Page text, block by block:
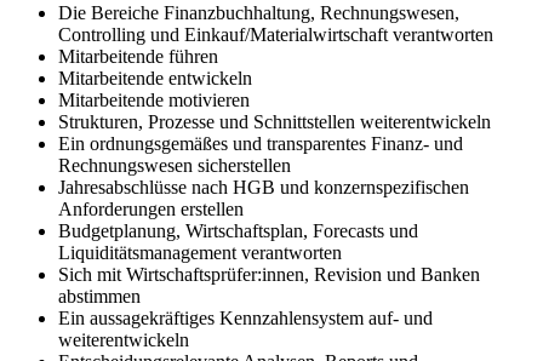
Die Bereiche Finanzbuchhaltung, Rechnungswesen,
Controlling und Einkauf/Materialwirtschaft verantworten
Mitarbeitende führen
Mitarbeitende entwickeln
Mitarbeitende motivieren
Strukturen, Prozesse und Schnittstellen weiterentwickeln
Ein ordnungsgemäßes und transparentes Finanz- und
Rechnungswesen sicherstellen
Jahresabschlüsse nach HGB und konzernspezifischen
Anforderungen erstellen
Budgetplanung, Wirtschaftsplan, Forecasts und
Liquiditätsmanagement verantworten
Sich mit Wirtschaftsprüfer:innen, Revision und Banken
abstimmen
Ein aussagekräftiges Kennzahlensystem auf- und
weiterentwickeln